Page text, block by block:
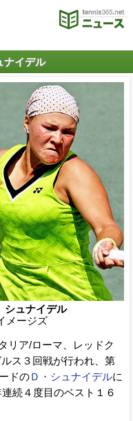
ナイデル
シュナイデル
メージズ
リア/ローマ、レッドク
ス３回戦が行われ、第
ドのＤ・シュナイデルに
続４度目のベスト１６